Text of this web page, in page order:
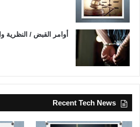
أوامر القبض / النظرية
Recent Tech News